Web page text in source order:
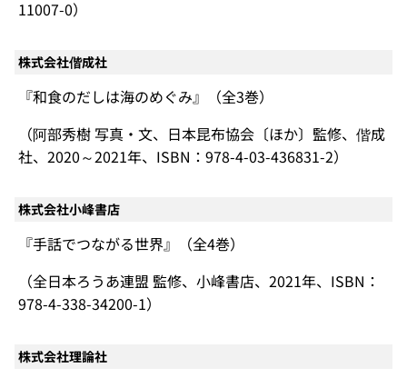
11007-0）
株式会社偕成社
『和食のだしは海のめぐみ』（全3巻）
（阿部秀樹 写真・文、日本昆布協会〔ほか〕監修、偕成
社、2020～2021年、ISBN：978-4-03-436831-2）
株式会社小峰書店
『手話でつながる世界』（全4巻）
（全日本ろうあ連盟 監修、小峰書店、2021年、ISBN：
978-4-338-34200-1）
株式会社理論社